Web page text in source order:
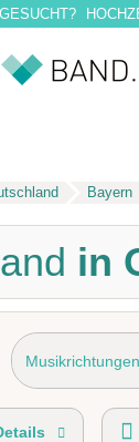
Bayern
in
Musikrichtungen
Liederwunsch